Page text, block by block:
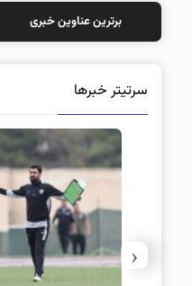
برترین عناوین خبری
سرتیتر خبرها
‹